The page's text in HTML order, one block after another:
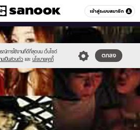
เข้าสู่ระบบสมาชิก
หมวดอื่นๆ
รณ์การใช้งานที่ดีที่สุดบน เว็บไซต์
มเป็นส่วนตัว และ นโยบายคุกกี้
ตกลง
logo-
1095918/1.jpg